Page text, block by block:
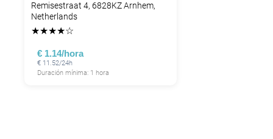
Remisestraat 4, 6828KZ Arnhem,
Netherlands
★★★★☆
€ 1.14/hora
€ 11.52/24h
Duración mínima: 1 hora